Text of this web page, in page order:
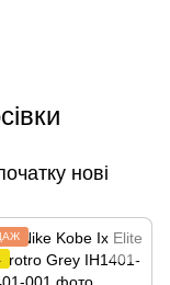
нові